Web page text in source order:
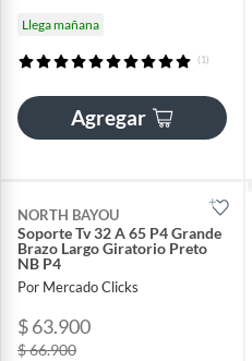
Llega mañana
(1)
Agregar
NORTH BAYOU
Soporte Tv 32 A 65 P4 Grande
Brazo Largo Giratorio Preto
NB P4
Por Mercado Clicks
$ 63.900
$ 66.900